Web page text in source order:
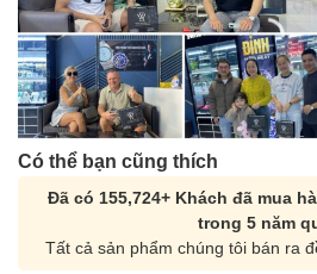
Có thể bạn cũng thích
Đã có 155,724+ Khách đã mua
trong 5 năm
Tất cả sản phẩm chúng tôi bán ra
Orient Nam RA-